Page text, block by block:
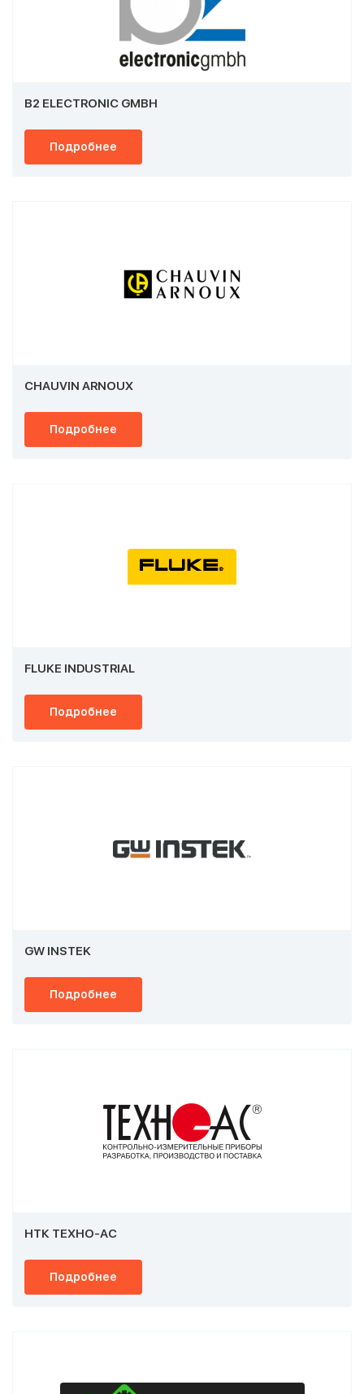
B2 ELECTRONIC GMBH
Подробнее
CHAUVIN ARNOUX
Подробнее
FLUKE INDUSTRIAL
Подробнее
GW INSTEK
Подробнее
НТК ТЕХНО-АС
Подробнее